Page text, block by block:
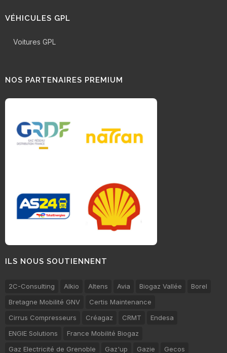
VÉHICULES GPL
Voitures GPL
NOS PARTENAIRES PREMIUM
ILS NOUS SOUTIENNENT
2C-Consulting Alkio Altens Avia Biogaz Vallée
Borel
Bretagne Mobilité GNV
Certis Maintenance
Cirrus Compresseurs
Créagaz CRMT
Endesa
ENGIE Solutions
France Mobilité Biogaz
Gaz Electricité de Grenoble
Gaz'up Gazie Gecos